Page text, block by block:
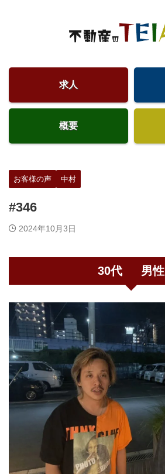
求人
概要
お客様の声 中村
#346
2024年10月3日
30代 男性